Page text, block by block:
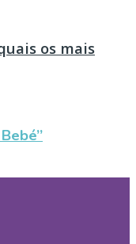
os mais